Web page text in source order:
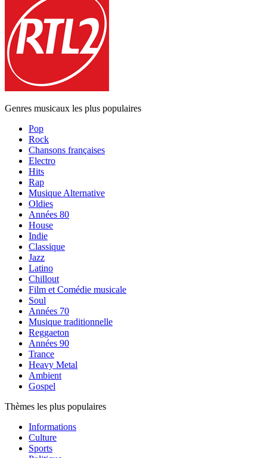
Genres musicaux les plus populaires
Pop
Rock
Chansons françaises
Electro
Hits
Rap
Musique Alternative
Oldies
Années 80
House
Indie
Classique
Jazz
Latino
Chillout
Film et Comédie musicale
Soul
Années 70
Musique traditionnelle
Reggaeton
Années 90
Trance
Heavy Metal
Ambient
Gospel
Thèmes les plus populaires
Informations
Culture
Sports